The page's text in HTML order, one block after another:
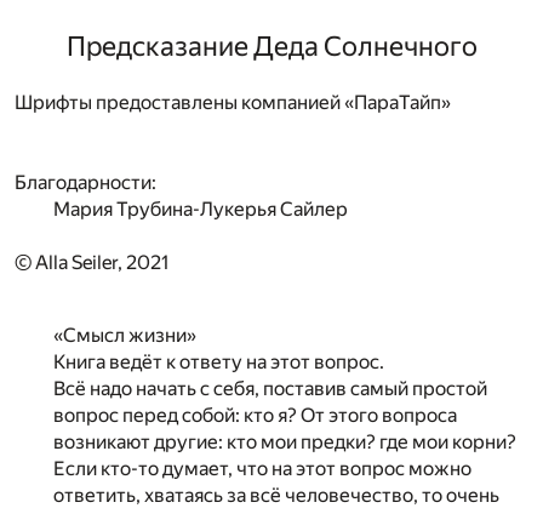
Предсказание Деда Солнечного
Шрифты предоставлены компанией «ПараТайп»
Благодарности:
Мария Трубина-Лукерья Сайлер
© Alla Seiler, 2021
«Смысл жизни»
Книга ведёт к ответу на этот вопрос.
Всё надо начать с себя, поставив самый простой
вопрос перед собой: кто я? От этого вопроса
возникают другие: кто мои предки? где мои корни?
Если кто-то думает, что на этот вопрос можно
ответить, хватаясь за всё человечество, то очень